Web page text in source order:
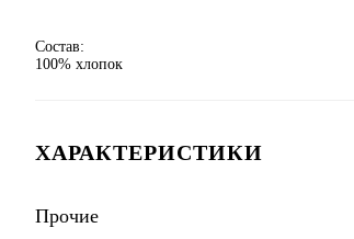
Состав:
100% хлопок
ХАРАКТЕРИСТИКИ
Прочие